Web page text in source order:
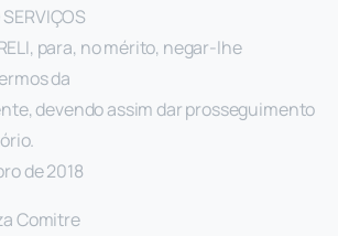
para, no mérito, negar-lhe
da
devendo assim dar prosseguimento
de 2018
Comitre